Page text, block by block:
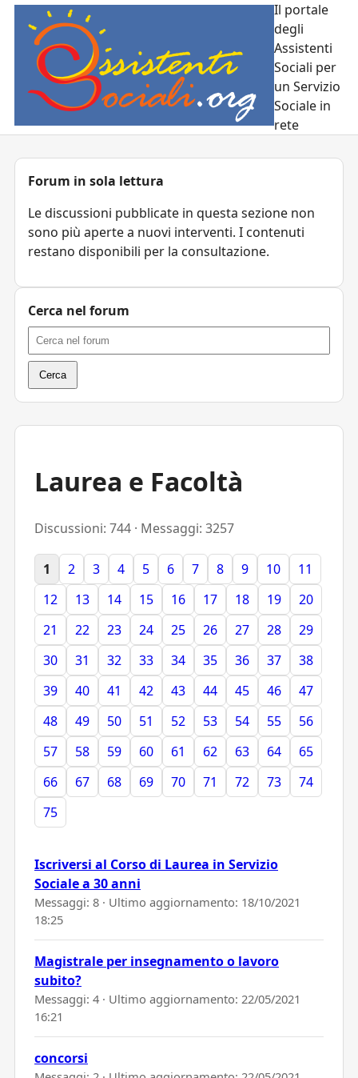
Il portale
degli
Assistenti
Sociali per
un Servizio
Sociale in
rete
Laurea e Facoltà
Discussioni: 744 · Messaggi: 3257
1 2 3 4 5 6 7 8 9 10
11
12
13 14 15 16 17 18 19
20
21
22 23 24 25 26 27 28
29
30
31 32 33 34 35 36 37
38
39
40 41 42 43 44 45 46
47
48
49 50 51 52 53 54 55
56
57
58 59 60 61 62 63 64
65
66
67 68 69 70 71 72 73
74
75
Iscriversi al Corso di Laurea in Servizio
Sociale a 30 anni
Messaggi: 8 · Ultimo aggiornamento: 18/10/2021
18:25
Magistrale per insegnamento o lavoro
subito?
Messaggi: 4 · Ultimo aggiornamento: 22/05/2021
16:21
concorsi
Forum in sola lettura
Le discussioni pubblicate in questa sezione non
sono più aperte a nuovi interventi. I contenuti
restano disponibili per la consultazione.
Cerca nel forum
Cerca